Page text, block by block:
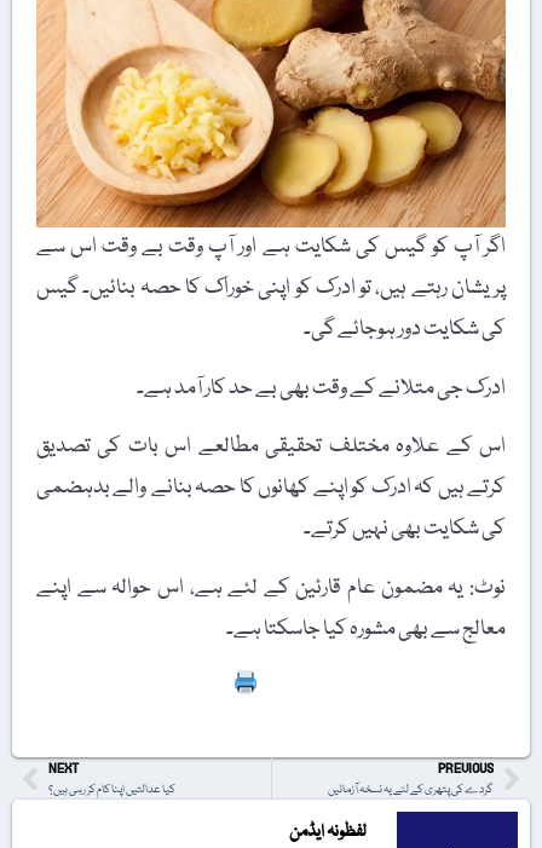
اگر آپ کو گیس کی شکایت ہے اور آپ وقت بے وقت اس سے
پریشان رہتے ہیں، تو ادرک کو اپنی خوراک کا حصہ بنائیں۔ گیس
کی شکایت دور ہوجائے گی۔
ادرک جی متلانے کے وقت بھی بے حد کار آمد ہے۔
اس کے علاوہ مختلف تحقیقی مطالعے اس بات کی تصدیق
کرتے ہیں کہ ادرک کو اپنے کھانوں کا حصہ بنانے والے بدہضمی
کی شکایت بھی نہیں کرتے۔
نوٹ: یہ مضمون عام قارئین کے لئے ہے، اس حوالہ سے اپنے
معالج سے بھی مشورہ کیا جاسکتا ہے۔
PREVIOUS
گردے کی پتھری کے لئے یہ نسخہ آزمائیں
NEXT
کیا عدالتیں اپنا کام کر رہی ہیں؟
لفظونہ ایڈمن